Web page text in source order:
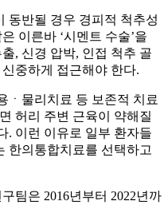
동반될 경우 경피적 척추성
이른바 ‘시멘트 수술’을
, 신경 압박, 인접 척추 골
중하게 접근해야 한다.
ㆍ물리치료 등 보존적 치료
허리 주변 근육이 약해질
. 이런 이유로 일부 환자들
한의통합치료를 선택하고
팀은 2016년부터 2022년까